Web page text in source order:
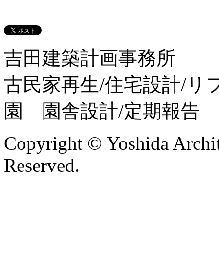
吉田建築計画事務所
古民家再生/住宅設計/リ
園 園舎設計/定期報告
Copyright © Yoshida
Reserved.